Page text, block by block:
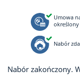
Umowa
Nabór
Nabór zakończony.